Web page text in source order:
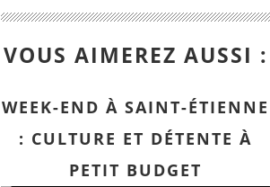
VOUS AIMEREZ AUSSI :
WEEK-END À SAINT-ÉTIENNE
: CULTURE ET DÉTENTE À
PETIT BUDGET